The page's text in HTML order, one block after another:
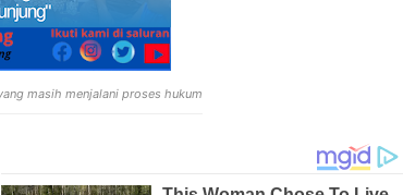
masih menjalani proses hukum